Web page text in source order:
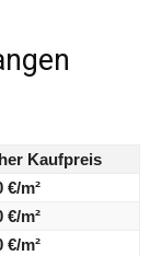
Kaufpreis
€/m²
€/m²
€/m²